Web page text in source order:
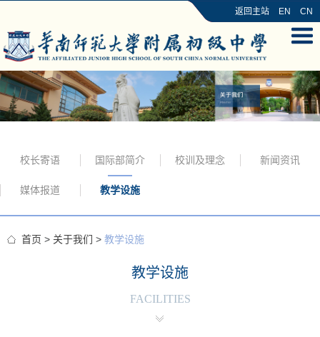
返回主站 EN CN
校长寄语 国际部简介 校训及理念 新闻资讯
媒体报道 教学设施
首页 > 关于我们 > 教学设施
教学设施
FACILITIES